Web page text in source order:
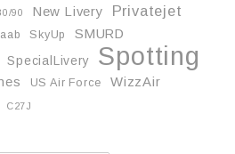
90 New Livery Privatejet
SkyUp
SMURD
SpecialLivery Spotting
US Air Force
WizzAir
С27J